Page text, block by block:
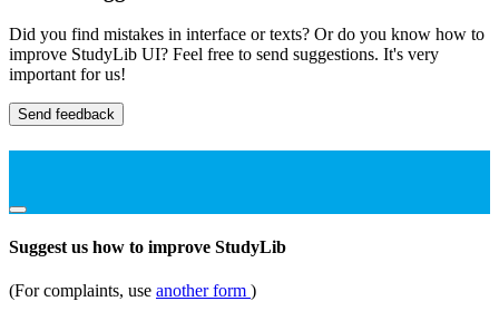
Did you find mistakes in interface or texts? Or do you know how to
improve StudyLib UI? Feel free to send suggestions. It's very
important for us!
Send feedback
Suggest us how to improve StudyLib
(For complaints, use another form )